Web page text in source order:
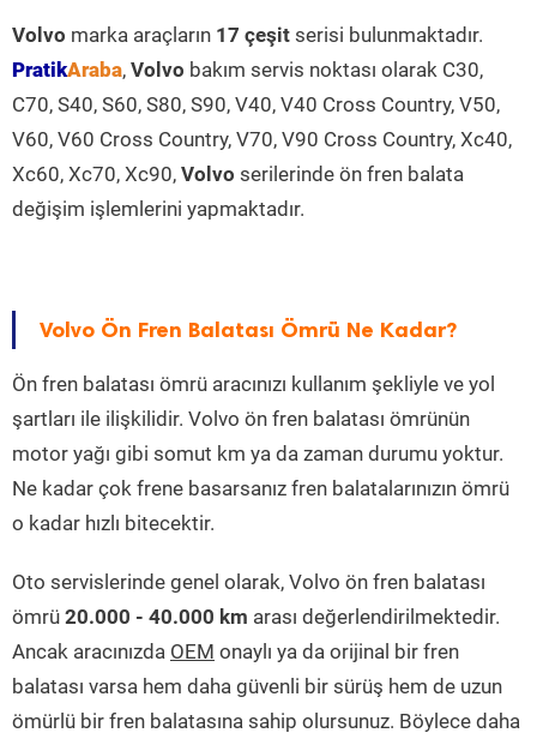
Volvo marka araçların 17 çeşit serisi bulunmaktadır.
PratikAraba, Volvo bakım servis noktası olarak C30,
C70, S40, S60, S80, S90, V40, V40 Cross Country, V50,
V60, V60 Cross Country, V70, V90 Cross Country, Xc40,
Xc60, Xc70, Xc90, Volvo serilerinde ön fren balata
değişim işlemlerini yapmaktadır.
Volvo Ön Fren Balatası Ömrü Ne Kadar?
Ön fren balatası ömrü aracınızı kullanım şekliyle ve yol
şartları ile ilişkilidir. Volvo ön fren balatası ömrünün
motor yağı gibi somut km ya da zaman durumu yoktur.
Ne kadar çok frene basarsanız fren balatalarınızın ömrü
o kadar hızlı bitecektir.
Oto servislerinde genel olarak, Volvo ön fren balatası
ömrü 20.000 - 40.000 km arası değerlendirilmektedir.
Ancak aracınızda OEM onaylı ya da orijinal bir fren
balatası varsa hem daha güvenli bir sürüş hem de uzun
ömürlü bir fren balatasına sahip olursunuz. Böylece daha